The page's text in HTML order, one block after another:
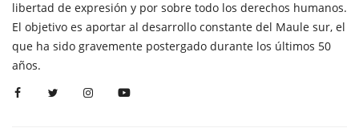
libertad de expresión y por sobre todo los derechos humanos.
El objetivo es aportar al desarrollo constante del Maule sur, el
que ha sido gravemente postergado durante los últimos 50
años.